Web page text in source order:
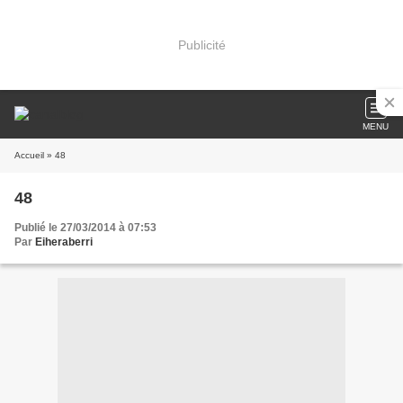
Publicité
MENU
Accueil » 48
48
Publié le 27/03/2014 à 07:53
Par Eiheraberri